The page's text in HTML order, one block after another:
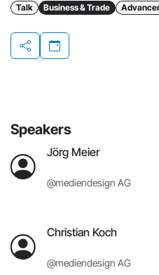
Talk Business & Trade
Share
Speakers
Jörg Meier
@mediendesign AG
Christian Koch
@mediendesign AG